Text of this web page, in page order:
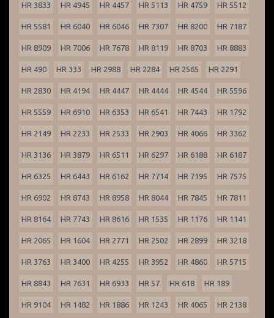
HR 3833 HR 4945 HR 4457 HR 5113 HR 4759 HR 5512
HR 5581 HR 6040 HR 6046 HR 7307 HR 8200 HR 7187
HR 8909 HR 7006 HR 7678 HR 8119 HR 8703 HR 8883
HR 490 HR 333 HR 2988 HR 2284 HR 2565 HR 2291
HR 2830 HR 4194 HR 4447 HR 4444 HR 4544 HR 5596
HR 5559 HR 6910 HR 6353 HR 6541 HR 7443 HR 1792
HR 2149 HR 2233 HR 2533 HR 2903 HR 4066 HR 3362
HR 3136 HR 3879 HR 6511 HR 6297 HR 6188 HR 6187
HR 6325 HR 6443 HR 6162 HR 7714 HR 7195 HR 7575
HR 6902 HR 8743 HR 8958 HR 8044 HR 7845 HR 7811
HR 8164 HR 7743 HR 8616 HR 1535 HR 1176 HR 1141
HR 2065 HR 1604 HR 2771 HR 2502 HR 2899 HR 3218
HR 3763 HR 3400 HR 4255 HR 3952 HR 4860 HR 5715
HR 8843 HR 7631 HR 6933 HR 57 HR 618 HR 189
HR 9104 HR 1482 HR 1886 HR 1243 HR 4065 HR 2138